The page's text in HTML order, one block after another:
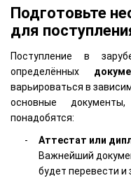
Подготовьте
для
Поступление в
определённых
варьироваться в
основные
понадобятся:
Аттестат или
Важнейший
будет перевести и